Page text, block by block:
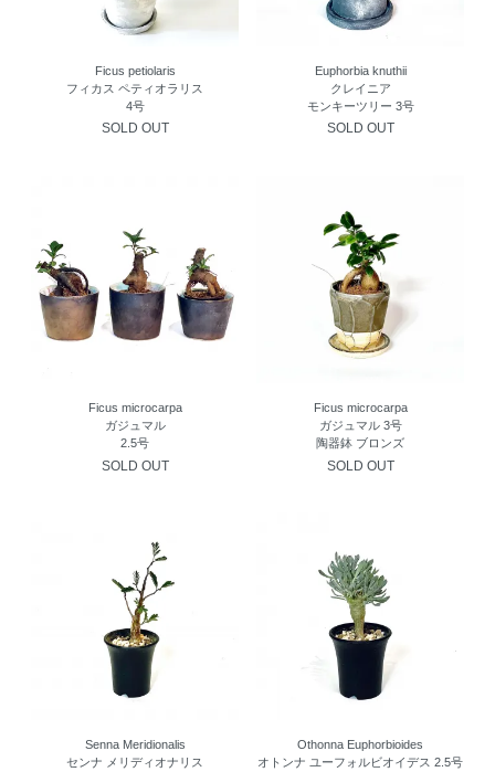
Ficus petiolaris
フィカス ペティオラリス
4号
SOLD OUT
Euphorbia knuthii
クレイニア
モンキーツリー 3号
SOLD OUT
Ficus microcarpa
ガジュマル
2.5号
SOLD OUT
Ficus microcarpa
ガジュマル 3号
陶器鉢 ブロンズ
SOLD OUT
Senna Meridionalis
センナ メリディオナリス
Othonna Euphorbioides
オトンナ ユーフォルビオイデス 2.5号